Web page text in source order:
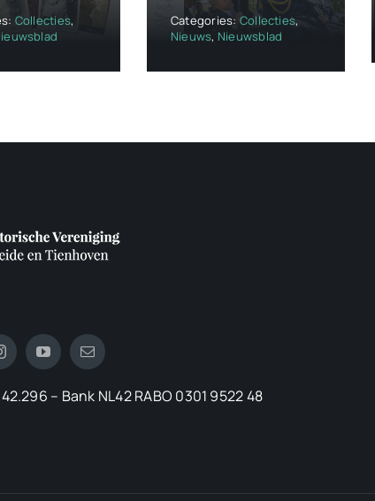
Collecties,
Categories: Collecties,
Nieuws, Nieuwsblad
– Bank NL42 RABO 0301 9522 48